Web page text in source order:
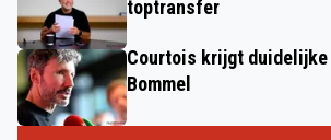
toptransfer
Courtois krijgt duidelijke
Bommel